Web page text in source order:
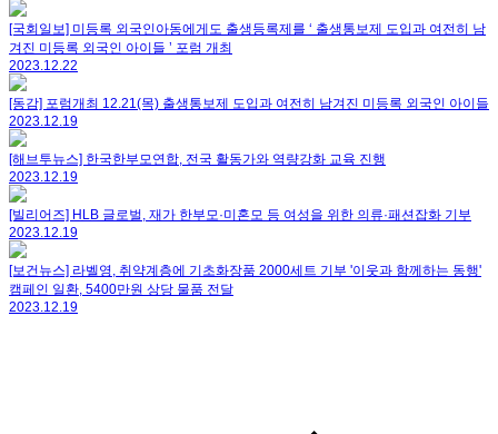
[국회일보] 미등록 외국인아동에게도 출생등록제를 ‘ 출생통보제 도입과 여전히 남
겨진 미등록 외국인 아이들 ’ 포럼 개최
2023.12.22
[동감] 포럼개최 12.21(목) 출생통보제 도입과 여전히 남겨진 미등록 외국인 아이들
2023.12.19
[해브투뉴스] 한국한부모연합, 전국 활동가와 역량강화 교육 진행
2023.12.19
[빌리어즈] HLB 글로벌, 재가 한부모·미혼모 등 여성을 위한 의류·패션잡화 기부
2023.12.19
[보건뉴스] 라벨영, 취약계층에 기초화장품 2000세트 기부 '이웃과 함께하는 동행'
캠페인 일환, 5400만원 상당 물품 전달
2023.12.19